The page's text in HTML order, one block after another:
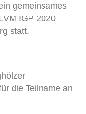
gemeinsames
IGP 2020
statt.
die Teilname an